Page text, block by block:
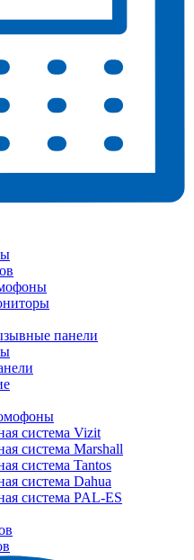
панели
система Vizit
система Marshall
система Tantos
система Dahua
система PAL-ES